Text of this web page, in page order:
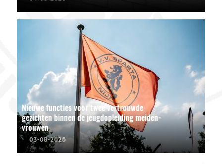
Nieuwe functies voor twee vertrouwde
gezichten binnen de jeugdopleiding meiden-
vrouwen
03-08-2026